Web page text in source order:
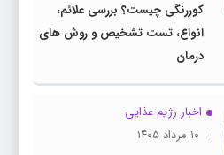
کوررنگی چیست؟ بررسی علائم،
انواع، تست تشخیص و روش های
درمان
اخبار رژیم غذایی
۱۰ مرداد ۱۴۰۵